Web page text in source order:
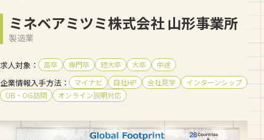
ミネベアミツミ株式会社 山形事業所
製造業
高卒 専門卒 短大卒 大卒
中途
マイナビ
自社HP 会社見学
インターンシップ
OB・OG訪問
オンライン説明対応